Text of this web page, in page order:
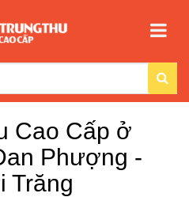
Cao Cấp ở
Phượng -
Trăng